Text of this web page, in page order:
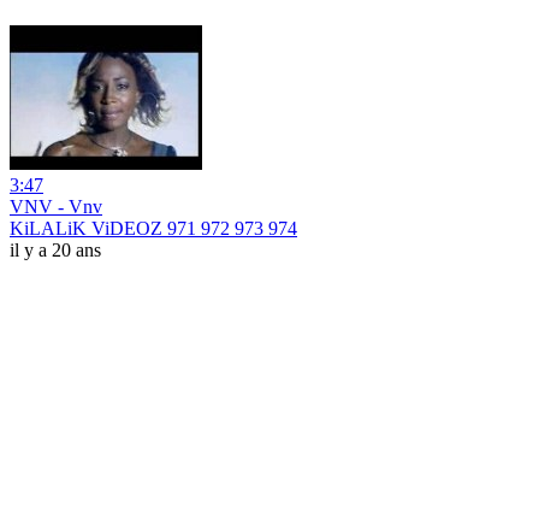
3:47
VNV - Vnv
KiLALiK ViDEOZ 971 972 973 974
il y a 20 ans